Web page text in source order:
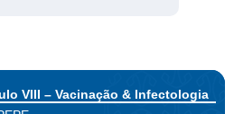
VIII – Vacinação & Infectologia